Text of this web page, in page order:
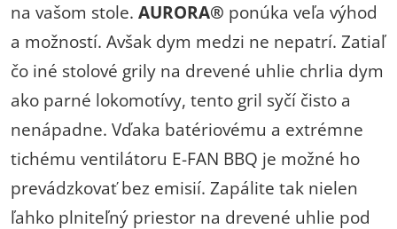
na vašom stole. AURORA® ponúka veľa výhod
a možností. Avšak dym medzi ne nepatrí. Zatiaľ
čo iné stolové grily na drevené uhlie chrlia dym
ako parné lokomotívy, tento gril syčí čisto a
nenápadne. Vďaka batériovému a extrémne
tichému ventilátoru E-FAN BBQ je možné ho
prevádzkovať bez emisií. Zapálite tak nielen
ľahko plniteľný priestor na drevené uhlie pod